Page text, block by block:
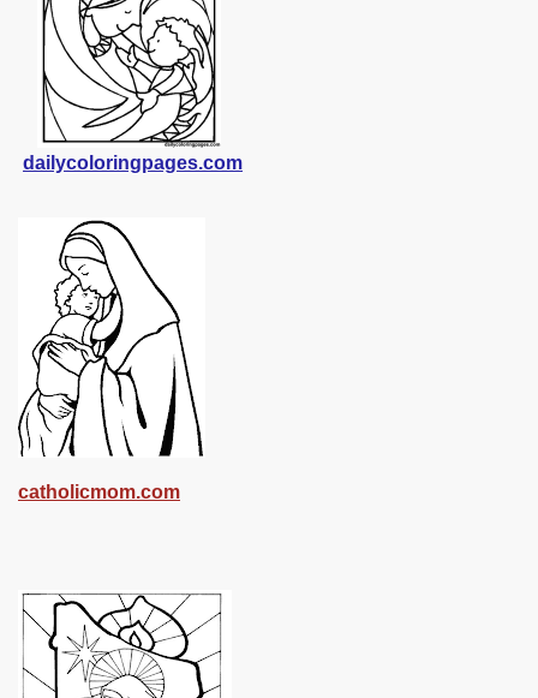
dailycoloringpages.com
catholicmom.com